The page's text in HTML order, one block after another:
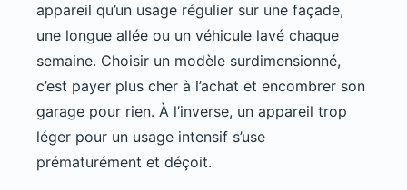
appareil qu’un usage régulier sur une façade,
une longue allée ou un véhicule lavé chaque
semaine. Choisir un modèle surdimensionné,
c’est payer plus cher à l’achat et encombrer son
garage pour rien. À l’inverse, un appareil trop
léger pour un usage intensif s’use
prématurément et déçoit.